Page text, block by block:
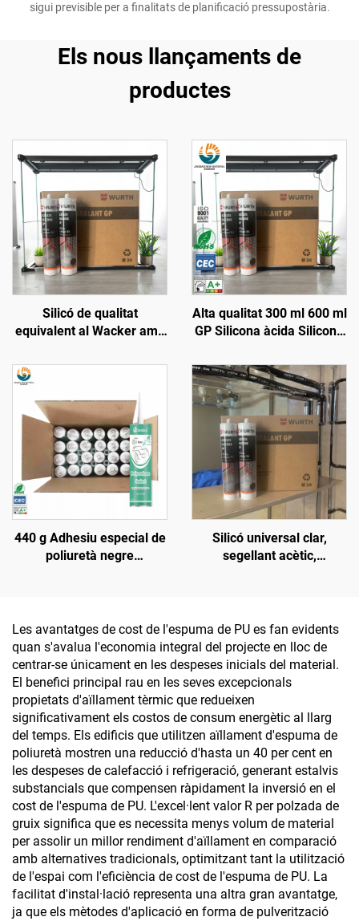
sigui previsible per a finalitats de planificació pressupostària.
Els nous llançaments de
productes
Silicó de qualitat
equivalent al Wacker amb
temperatures,
impermeable, clar i blanc
Alta qualitat 300 ml 600 ml
GP Silicona àcida Silicona
Wacker Qualitat Adhesiu
monocomponent Preu
440 g Adhesiu especial de
poliuretà negre
de caixa, goma per a
parabrisa del davant
Silicó universal clar,
segellant acètic,
Les avantatges de cost de l'espuma de PU es fan evidents
quan s'avalua l'economia integral del projecte en lloc de
centrar-se únicament en les despeses inicials del material.
El benefici principal rau en les seves excepcionals
propietats d'aïllament tèrmic que redueixen
significativament els costos de consum energètic al llarg
del temps. Els edificis que utilitzen aïllament d'espuma de
poliuretà mostren una reducció d'hasta un 40 per cent en
les despeses de calefacció i refrigeració, generant estalvis
substancials que compensen ràpidament la inversió en el
cost de l'espuma de PU. L'excel·lent valor R per polzada de
gruix significa que es necessita menys volum de material
per assolir un millor rendiment d'aïllament en comparació
amb alternatives tradicionals, optimitzant tant la utilització
de l'espai com l'eficiència de cost de l'espuma de PU. La
facilitat d'instal·lació representa una altra gran avantatge,
ja que els mètodes d'aplicació en forma de pulverització